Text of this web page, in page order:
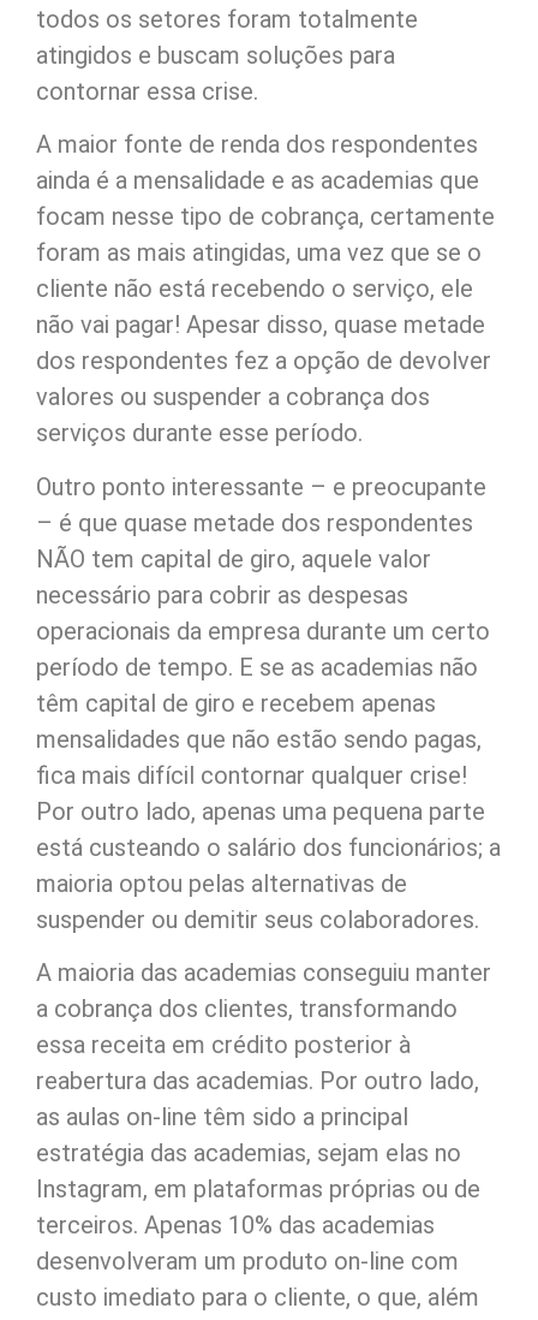
todos os setores foram totalmente
atingidos e buscam soluções para
contornar essa crise.
A maior fonte de renda dos respondentes
ainda é a mensalidade e as academias que
focam nesse tipo de cobrança, certamente
foram as mais atingidas, uma vez que se o
cliente não está recebendo o serviço, ele
não vai pagar! Apesar disso, quase metade
dos respondentes fez a opção de devolver
valores ou suspender a cobrança dos
serviços durante esse período.
Outro ponto interessante – e preocupante
– é que quase metade dos respondentes
NÃO tem capital de giro, aquele valor
necessário para cobrir as despesas
operacionais da empresa durante um certo
período de tempo. E se as academias não
têm capital de giro e recebem apenas
mensalidades que não estão sendo pagas,
fica mais difícil contornar qualquer crise!
Por outro lado, apenas uma pequena parte
está custeando o salário dos funcionários; a
maioria optou pelas alternativas de
suspender ou demitir seus colaboradores.
A maioria das academias conseguiu manter
a cobrança dos clientes, transformando
essa receita em crédito posterior à
reabertura das academias. Por outro lado,
as aulas on-line têm sido a principal
estratégia das academias, sejam elas no
Instagram, em plataformas próprias ou de
terceiros. Apenas 10% das academias
desenvolveram um produto on-line com
custo imediato para o cliente, o que, além